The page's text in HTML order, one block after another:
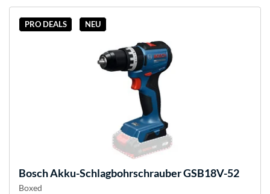
PRO DEALS NEU
BoschAkku-Schlagbohrschrauber GSB18V-52
Boxed